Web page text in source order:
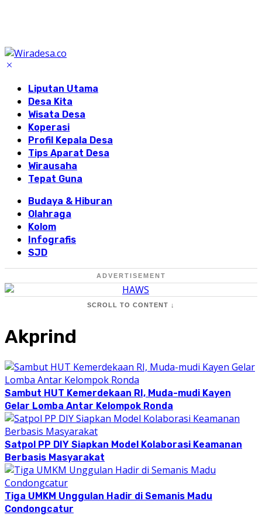
Liputan Utama
Desa Kita
Wisata Desa
Koperasi
Profil Kepala Desa
Tips Aparat Desa
Wirausaha
Tepat Guna
Budaya & Hiburan
Olahraga
Kolom
Infografis
SJD
ADVERTISEMENT
SCROLL TO CONTENT ↓
Akprind
Sambut HUT Kemerdekaan RI, Muda-mudi Kayen
Gelar Lomba Antar Kelompok Ronda
Satpol PP DIY Siapkan Model Kolaborasi Keamanan
Berbasis Masyarakat
Tiga UMKM Unggulan Hadir di Semanis Madu
Condongcatur